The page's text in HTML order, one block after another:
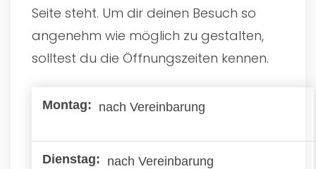
Seite steht. Um dir deinen Besuch so
angenehm wie möglich zu gestalten,
solltest du die Öffnungszeiten kennen.
nach Vereinbarung
nach Vereinbarung